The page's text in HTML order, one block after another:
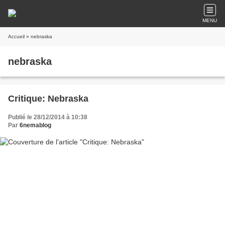
MENU
Accueil » nebraska
nebraska
Critique: Nebraska
Publié le 28/12/2014 à 10:38
Par 6nemablog